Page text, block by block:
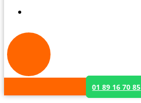
01 89 16 70 85